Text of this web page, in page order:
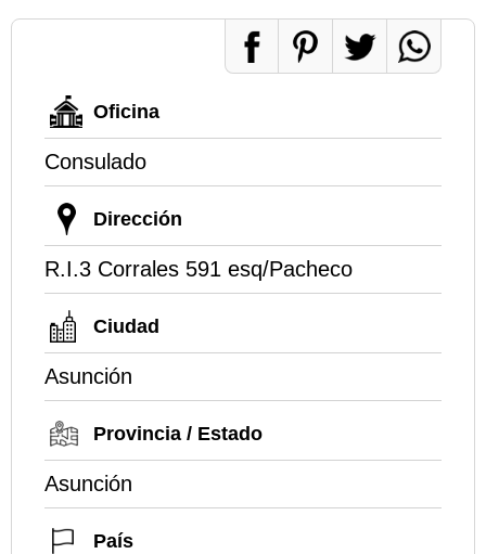
Oficina
Consulado
Dirección
R.I.3 Corrales 591 esq/Pacheco
Ciudad
Asunción
Provincia / Estado
Asunción
País